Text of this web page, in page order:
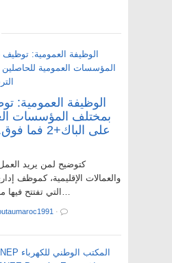
بمختلف المؤسسات
كتوضيح لمن يريد
والعمالات الإقليمية، كموظف
التي تفتتح فيها مباراة للتباري بشأنها من…
·